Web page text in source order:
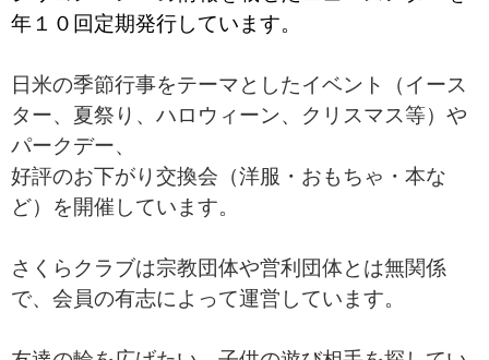
年１０回定期発行しています。
日米の季節行事をテーマとしたイベント（イース
ター、夏祭り、ハロウィーン、クリスマス等）や
パークデー、
好評のお下がり交換会（洋服・おもちゃ・本な
ど）を開催しています。
さくらクラブは宗教団体や営利団体とは無関係
で、会員の有志によって運営しています。